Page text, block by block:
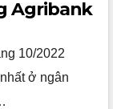
Agribank
10/2022
ở ngân